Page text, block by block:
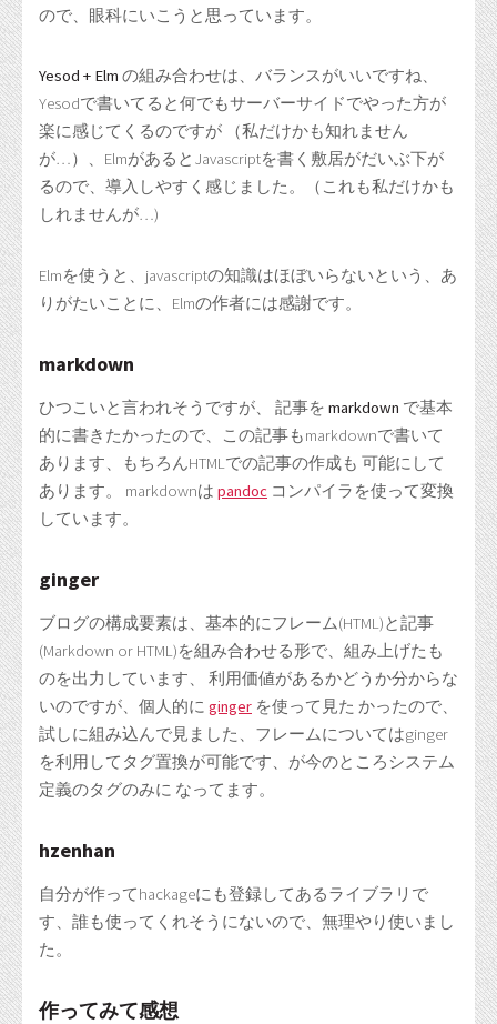
ので、眼科にいこうと思っています。
Yesod + Elm の組み合わせは、バランスがいいですね、
Yesodで書いてると何でもサーバーサイドでやった方が
楽に感じてくるのですが （私だけかも知れません
が…）、ElmがあるとJavascriptを書く敷居がだいぶ下が
るので、導入しやすく感じました。（これも私だけかも
しれませんが…)
Elmを使うと、javascriptの知識はほぼいらないという、あ
りがたいことに、Elmの作者には感謝です。
markdown
ひつこいと言われそうですが、 記事を markdown で基本
的に書きたかったので、この記事もmarkdownで書いて
あります、もちろんHTMLでの記事の作成も 可能にして
あります。 markdownは pandoc コンパイラを使って変換
しています。
ginger
ブログの構成要素は、基本的にフレーム(HTML)と記事
(Markdown or HTML)を組み合わせる形で、組み上げたも
のを出力しています、 利用価値があるかどうか分からな
いのですが、個人的に ginger を使って見た かったので、
試しに組み込んで見ました、フレームについてはginger
を利用してタグ置換が可能です、が今のところシステム
定義のタグのみに なってます。
hzenhan
自分が作ってhackageにも登録してあるライブラリで
す、誰も使ってくれそうにないので、無理やり使いまし
た。
作ってみて感想